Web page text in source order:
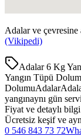
Adalarve çevresine
(Vikipedi)
Adalar 6 Kg
Yangın Tüpü
DolumuAdalar
yangınaynı gün
Fiyat ve detaylı
Ücretsiz keşif ve
0 546 843 73 72